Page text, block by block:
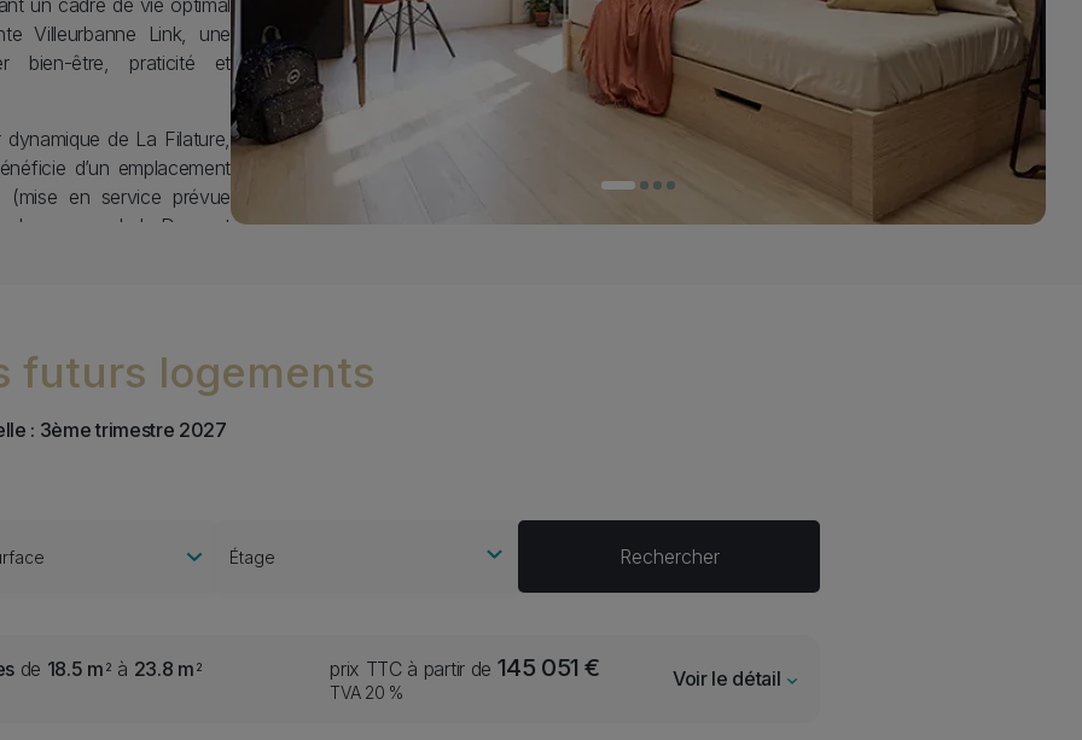
Villeurbanne Link, une
bien-être, praticité et
de La Filature,
d’un emplacement
en service prévue
du campus de la Doua et
intelligent des
de vie et de travail :
confortable, kitchenette
Dès l’arrivée, les
futurs logements
: 3ème trimestre 2027
Étage
de 18.5 m 2 à 23.8 m 2 prix TTC à partir de 145 051 €
TVA 20 %
Voir le détail